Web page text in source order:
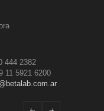
444 2382
11 5921 6200